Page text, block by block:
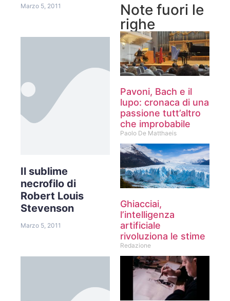
Marzo 5, 2011
Il sublime
necrofilo di
Robert Louis
Stevenson
Marzo 5, 2011
Note fuori le
righe
Pavoni, Bach e il
lupo: cronaca di una
passione tutt’altro
che improbabile
Paolo De Matthaeis
Ghiacciai,
l’intelligenza
artificiale
rivoluziona le stime
Redazione